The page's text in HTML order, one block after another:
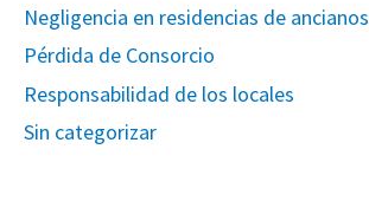
Negligencia en residencias de ancianos
Pérdida de Consorcio
Responsabilidad de los locales
Sin categorizar